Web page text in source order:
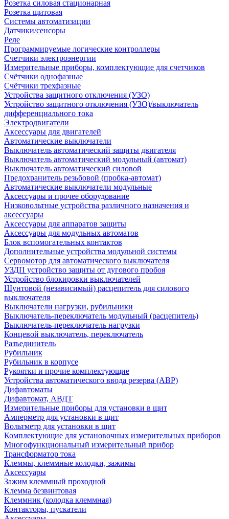
Розетка силовая стационарная
Розетка щитовая
Системы автоматизации
Датчики/сенсоры
Реле
Программируемые логические контроллеры
Счетчики электроэнергии
Измерительные приборы, комплектующие для счетчиков
Счётчики однофазные
Счётчики трехфазные
Устройства защитного отключения (УЗО)
Устройство защитного отключения (УЗО)/выключатель
дифференциального тока
Электродвигатели
Аксессуары для двигателей
Автоматические выключатели
Выключатель автоматический защиты двигателя
Выключатель автоматический модульный (автомат)
Выключатель автоматический силовой
Предохранитель резьбовой (пробка-автомат)
Автоматические выключатели модульные
Аксессуары и прочее оборудование
Низковольтные устройства различного назначения и
аксессуары
Аксессуары для аппаратов защиты
Аксессуары для модульных автоматов
Блок вспомогательных контактов
Дополнительные устройства модульной системы
Сервомотор для автоматического выключателя
УЗДП устройство защиты от дугового пробоя
Устройство блокировки выключателей
Шунтовой (независимый) расцепитель для силового
выключателя
Выключатели нагрузки, рубильники
Выключатель-переключатель модульный (расцепитель)
Выключатель-переключатель нагрузки
Концевой выключатель, переключатель
Разъединитель
Рубильник
Рубильник в корпусе
Рукоятки и прочие комплектующие
Устройства автоматического ввода резерва (АВР)
Дифавтоматы
Дифавтомат, АВДТ
Измерительные приборы для установки в щит
Амперметр для установки в щит
Вольтметр для установки в щит
Комплектующие для установочных измерительных приборов
Многофункциональный измерительный прибор
Трансформатор тока
Клеммы, клеммные колодки, зажимы
Аксессуары
Зажим клеммный проходной
Клемма безвинтовая
Клеммник (колодка клеммная)
Контакторы, пускатели